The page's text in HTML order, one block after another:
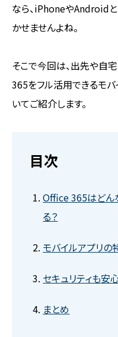
なら、iPhoneやAndroid
かせませんよね。
そこで今回は、出先や自
365をフル活用できるモ
いてご紹介します。
目次
Office 365はどん
る？
モバイルアプリの
セキュリティも安
まとめ